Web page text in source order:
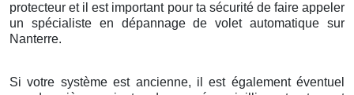
protecteur et il est important pour ta sécurité de faire appeler
un spécialiste en dépannage de volet automatique sur
Nanterre.
Si votre système est ancienne, il est également éventuel